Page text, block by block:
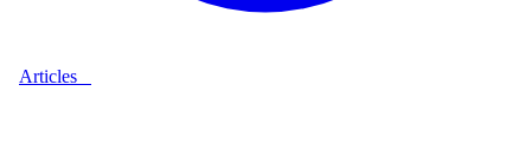
Articles